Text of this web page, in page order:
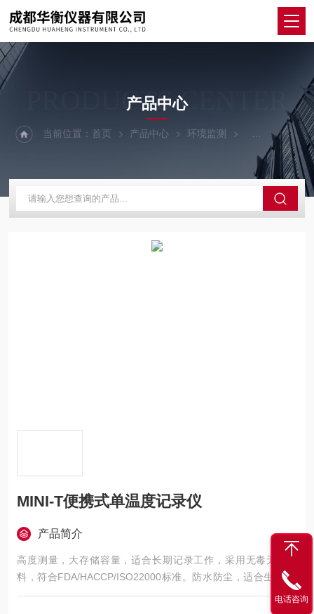
PRODUCTS CENTER
产品中心
当前位置：首页 产品中心 环境监测 数字式温湿度计
MINI-T便携式单温度记录仪
产品简介
高度测量，大存储容量，适合长期记录工作，采用无毒无卤材
料，符合FDA/HACCP/ISO22000标准。防水防尘，适合生鲜/果
蔬/酒类冷链系统温度记录。配有无显机型，适合更高工作温区
电话咨询